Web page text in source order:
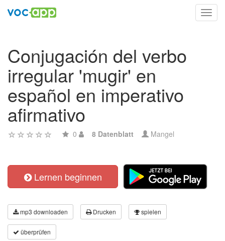
Conjugación del verbo
irregular 'mugir' en
español en imperativo
afirmativo
0 8 Datenblatt Mangel
Lernen beginnen
mp3 downloaden Drucken spielen
überprüfen